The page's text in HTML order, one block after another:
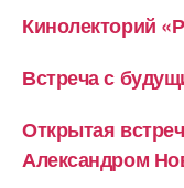
Кинолекторий
Встреча с
Открытая
Александром